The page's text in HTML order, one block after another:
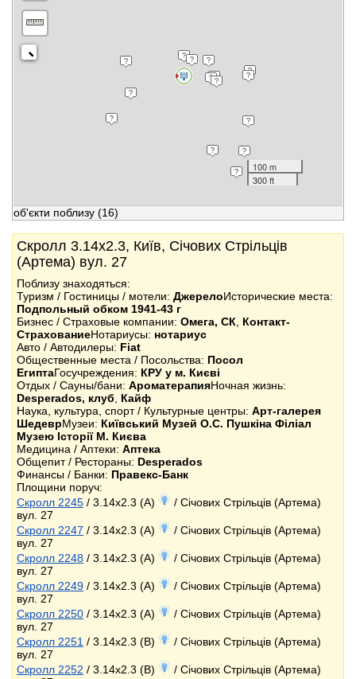
100 m
300 ft
об'єкти поблизу (16)
Скролл 3.14x2.3, Київ, Січових Стрільців
(Артема) вул. 27
Поблизу знаходяться:
Туризм / Гостиницы / мотели: ДжерелоИсторические места:
Подпольный обком 1941-43 г
Бизнес / Страховые компании: Омега, СК
Контакт-
СтрахованиеНотариусы: нотариус
Авто / Автодилеры: Fiat
Общественные места / Посольства: Посол
ЕгиптаГосучреждения: КРУ у м. Києві
Отдых / Сауны/бани: АроматерапияНочная жизнь:
Desperados, клуб
Кайф
Наука, культура, спорт / Культурные центры: Арт-галерея
ШедеврМузеи: Київський Музей О.С. Пушкіна Філіал
Музею Історії М. Києва
Медицина / Аптеки: Аптека
Общепит / Рестораны: Desperados
Финансы / Банки: Правекс-Банк
Площини поруч:
Скролл 2245 / 3.14x2.3 (A)
/ Січових Стрільців (Артема)
вул. 27
Скролл 2247 / 3.14x2.3 (A)
/ Січових Стрільців (Артема)
вул. 27
Скролл 2248 / 3.14x2.3 (A)
/ Січових Стрільців (Артема)
вул. 27
Скролл 2249 / 3.14x2.3 (A)
/ Січових Стрільців (Артема)
вул. 27
Скролл 2250 / 3.14x2.3 (A)
/ Січових Стрільців (Артема)
вул. 27
Скролл 2251 / 3.14x2.3 (B)
/ Січових Стрільців (Артема)
вул. 27
Скролл 2252 / 3.14x2.3 (B)
/ Січових Стрільців (Артема)